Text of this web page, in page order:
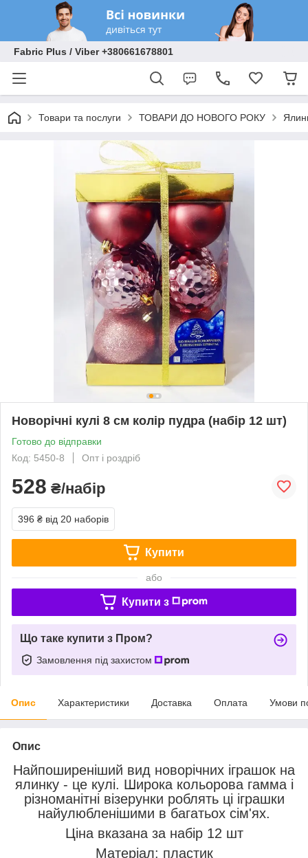
Fabric Plus / Viber +380661678801
Товари та послуги ТОВАРИ ДО НОВОГО РОКУ
Новорічні кулі 8 см колір пудра (набір 12 шт)
Готово до відправки
Код: 5450-8
Опт і роздріб
528 ₴/набір
396 ₴ від 20 наборів
Купити
або
Купити з
Що таке купити з Пром?
Замовлення під захистом
Опис Характеристики Доставка Оплата Умови
Опис
Найпоширеніший вид новорічних іграшок на
ялинку - це кулі. Широка кольорова гамма і
різноманітні візерунки роблять ці іграшки
найулюбленішими в багатьох сім'ях.
Ціна вказана за набір 12 шт
Матеріал: пластик